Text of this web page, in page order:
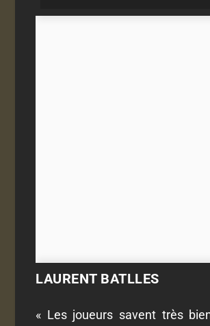
LAURENT BATLLES
« Les joueurs savent très